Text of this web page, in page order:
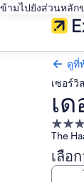
ข้ามไปยังส่วนหลัก
ดูที่
เซอร์วิ
เ
ที่พัก
3.0
ดาว
The
เลือ